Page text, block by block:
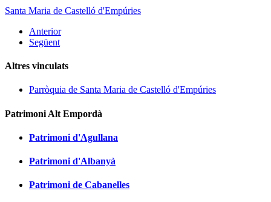
Santa Maria de Castelló d'Empúries
Anterior
Següent
Altres vinculats
Parròquia de Santa Maria de Castelló d'Empúries
Patrimoni Alt Empordà
Patrimoni d'Agullana
Patrimoni d'Albanyà
Patrimoni de Cabanelles